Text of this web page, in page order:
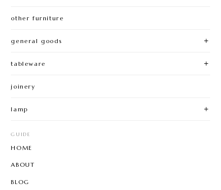
other furniture
general goods
tableware
joinery
lamp
GUIDE
HOME
ABOUT
BLOG